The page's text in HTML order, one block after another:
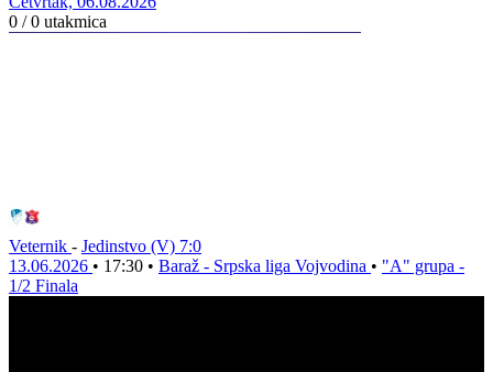
0 / 0 utakmica
Veternik - Jedinstvo (V) 7:0
13.06.2026 • 17:30 • Baraž - Srpska liga Vojvodina • "A" grupa -
1/2 Finala